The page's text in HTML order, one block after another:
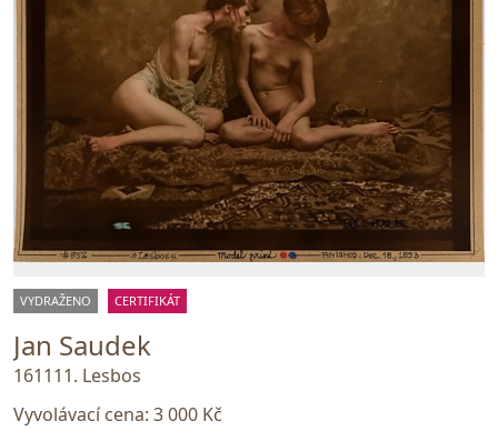
VYDRAŽENO CERTIFIKÁT
Jan Saudek
161111. Lesbos
Vyvolávací cena: 3 000 Kč